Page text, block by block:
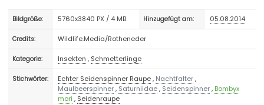
Bildgröße: 5760x3840 PX / 4 MB Hinzugefügt am: 05.08.2014
Credits: Wildlife.Media/Rotheneder
Kategorie: Insekten , Schmetterlinge
Stichwörter: Echter Seidenspinner Raupe, Nachtfalter,
Maulbeerspinner, Saturniidae, Seidenspinner, Bombyx
mori , Seidenraupe